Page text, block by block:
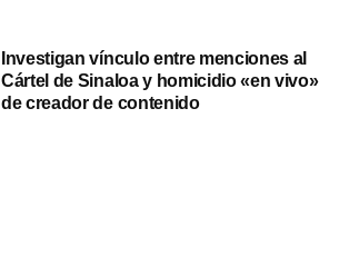
Investigan vínculo entre menciones al
Cártel de Sinaloa y homicidio «en vivo»
de creador de contenido